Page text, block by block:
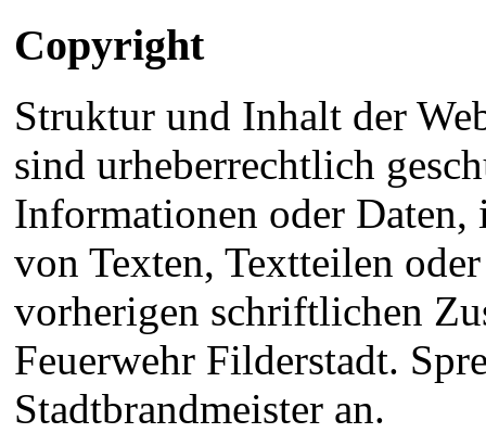
Copyright
Struktur und Inhalt der
sind urheberrechtlich
Informationen oder Daten,
von Texten, Textteilen
vorherigen schriftlichen
Feuerwehr Filderstadt.
Stadtbrandmeister an.